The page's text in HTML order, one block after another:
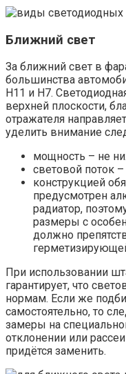
Ближний свет
За ближний свет в
большинства
H11 и H7.
верхней плоскости,
отражателя
уделить внимание
мощность – не
световой поток
конструкцией
предусмотрен
радиатор,
размеры с
должно
При использовании
гарантирует, что
нормам. Если же
самостоятельно, то
замеры на
отклонении или
придётся заменить.